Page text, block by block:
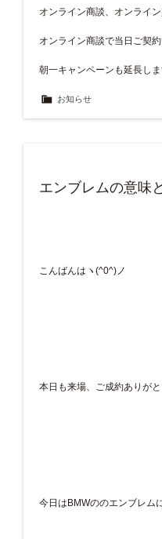
オンライン商談、オンライ
オンライン商談で当日ご契
朝一キャンペーンも延長しま
お知らせ
エンブレムの意味
こんばんはヽ(^0^)ノ
本日も来場、ご成約ありが
今日はBMWののエンブレム